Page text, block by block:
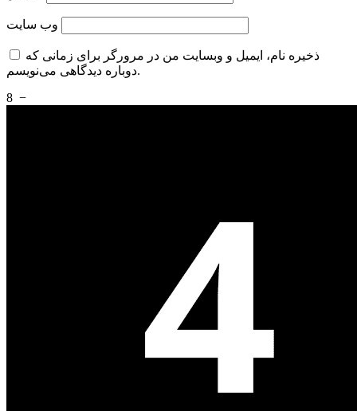
وب‌ سایت
ذخیره نام، ایمیل و وبسایت من در مرورگر برای زمانی که
دوباره دیدگاهی می‌نویسم.
8 −